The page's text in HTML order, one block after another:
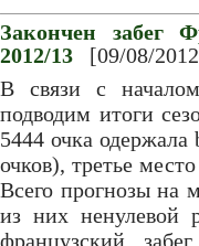
Закончен забег
2012/13
[09/08/
В связи с
подводим итоги
5444 очка одержала
очков), третье
Всего прогнозы на
из них ненулевой
французский